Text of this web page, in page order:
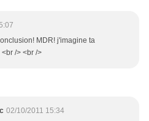
MDR! j'imagine ta
/> <br />
02/10/2011 15:34